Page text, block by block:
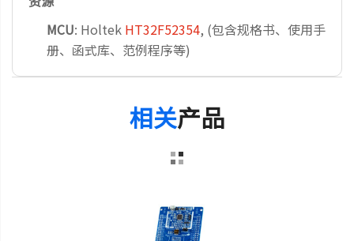
MCU: Holtek HT32F52354, (包含规格书、使用手
册、函式库、范例程序等)
相关产品